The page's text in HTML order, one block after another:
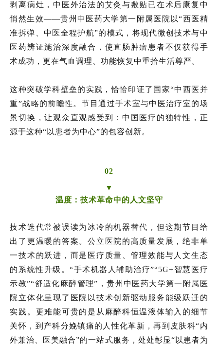
剥离病灶，中医外治法的艾灸与敷贴已在术后康复中
悄然生效——贵州中医药大学第一附属医院以“西医精
准拆弹、中医全程护航”的模式，将现代微创技术与中
医药辨证施治深度融合，使直肠肿瘤患者不仅获得手
术成功，更在气血调理、功能恢复中重拾生活尊严。
这种突破学科壁垒的实践，恰恰印证了国家“中西医并
重”战略的前瞻性。节目通过手术室与中医治疗室的场
景切换，让观众直观感受到：中国医疗的独特性，正
源于这种“以患者为中心”的包容创新。
02
▼
温度：技术革命中的人文坚守
技术迭代常被误读为冰冷的机器替代，但这期节目给
出了更温暖的答案。公立医院的高质量发展，绝非单
一技术的跃进，而是医疗质量、管理效能与人文生态
的系统性升级。“手术机器人辅助治疗”“5G+智慧医疗
示教”“舒适化麻醉管理”，贵州中医药大学第一附属医
院立体化呈现了医院以技术创新驱动服务能级跃迁的
实践。更难能可贵的是从麻醉科恒温液体输入的细节
关怀，到产科分娩镇痛的人性化革新，再到皮肤科“内
外兼治、医美融合”的一站式服务，处处彰显“以患者为